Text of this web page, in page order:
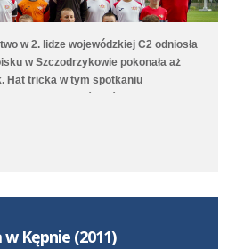
w 2. lidze wojewódzkiej C2 odniosła
w Szczodrzykowie pokonała aż
Hat tricka w tym spotkaniu
na wyjeździe z Avią Kamionki.
Kępnie (2011)